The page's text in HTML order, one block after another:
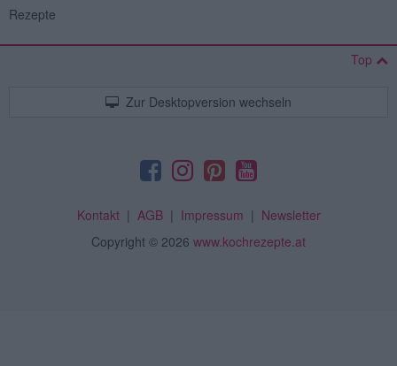
Rezepte
Top
Zur Desktopversion wechseln
Kontakt| AGB| Impressum | Newsletter
Copyright © 2026 www.kochrezepte.at